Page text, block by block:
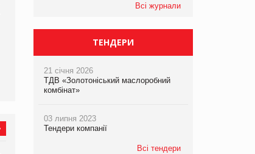
600 млн доларів за раніше
сплачені мита
чинності нові правила
Всі журнали
ТЕНДЕРИ
21 січня 2026
ТДВ «Золотоніський маслоробний
комбінат»
03 липня 2023
Тендери компанії
Всі тендери